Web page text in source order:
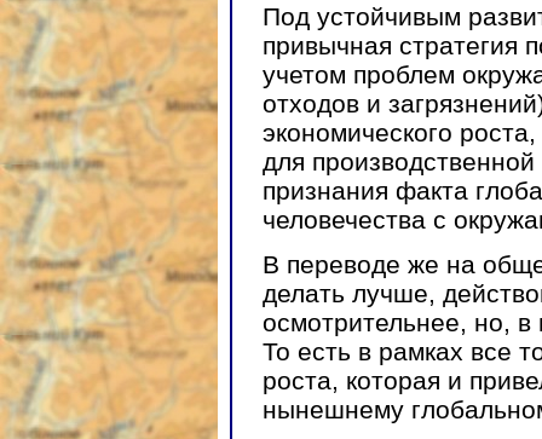
Под устойчивым
привычная стратегия
учетом проблем
отходов и
экономического
для
признания факта
человечества с
В переводе же на
делать лучше,
осмотрительнее, но,
То есть в рамках все
роста, которая и
нынешнему